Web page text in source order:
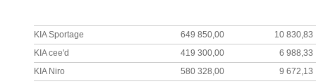
KIA Sportage 649 850,00
10 830,83
KIA cee'd
419 300,00
6 988,33
KIA Niro
580 328,00
9 672,13